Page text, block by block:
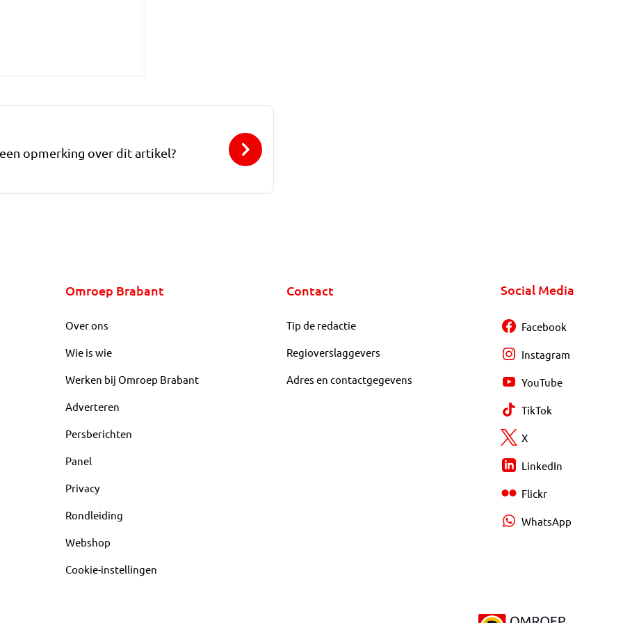
opmerking over dit artikel?
Omroep Brabant
Over ons
Wie is wie
Werken bij Omroep Brabant
Adverteren
Persberichten
Panel
Privacy
Rondleiding
Webshop
Cookie-instellingen
Contact
Tip de redactie
Regioverslaggevers
Adres en contactgegevens
Social Media
Facebook
Instagram
YouTube
TikTok
X
LinkedIn
Flickr
WhatsApp